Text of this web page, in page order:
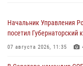
Начальник Управления
посетил Губернаторский
07 августа 2026, 11:35